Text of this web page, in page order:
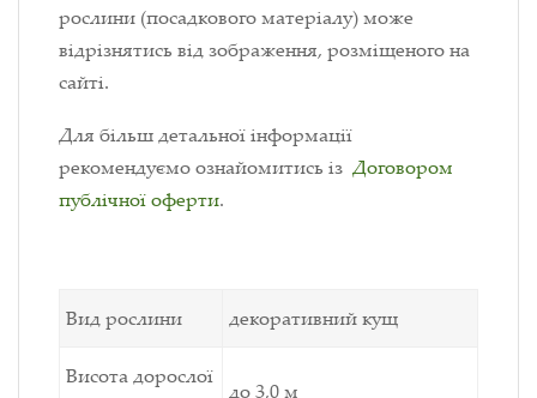
рослини (посадкового матеріалу) може
відрізнятись від зображення, розміщеного на
сайті.
Для більш детальної інформації
рекомендуємо ознайомитись із Договором
публічної оферти.
Вид рослини декоративний кущ
Висота дорослої
до 3,0 м